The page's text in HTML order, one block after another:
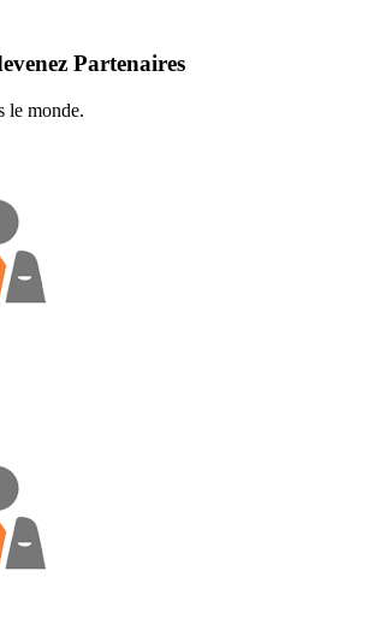
Partenaires
le monde.